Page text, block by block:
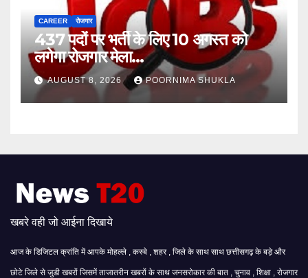
CAREER रोजगार
437 पदों पर भर्ती के लिए 10 अगस्त को
लगेगा रोजगार मेला…
AUGUST 8, 2026 POORNIMA SHUKLA
खबरे वही जो आईना दिखाये
आज के डिजिटल क्रांति में आपके मोहल्ले , कस्बे , शहर , जिले के साथ साथ छत्तीसगढ़ के बड़े और
छोटे जिले से जुडी खबरों जिसमें ताजातरीन खबरों के साथ जनसरोकार की बात , चुनाव , शिक्षा , रोजगार